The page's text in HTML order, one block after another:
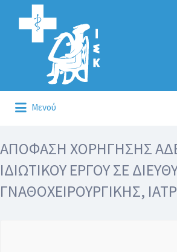
Αναζήτηση
για:
Μενού
για:
ΑΠΟΦΑΣΗ ΧΟΡΗΓΗΣΗΣ
ΙΔΙΩΤΙΚΟΥ ΕΡΓΟΥ ΣΕ
ΓΝΑΘΟΧΕΙΡΟΥΡΓΙΚΗΣ,